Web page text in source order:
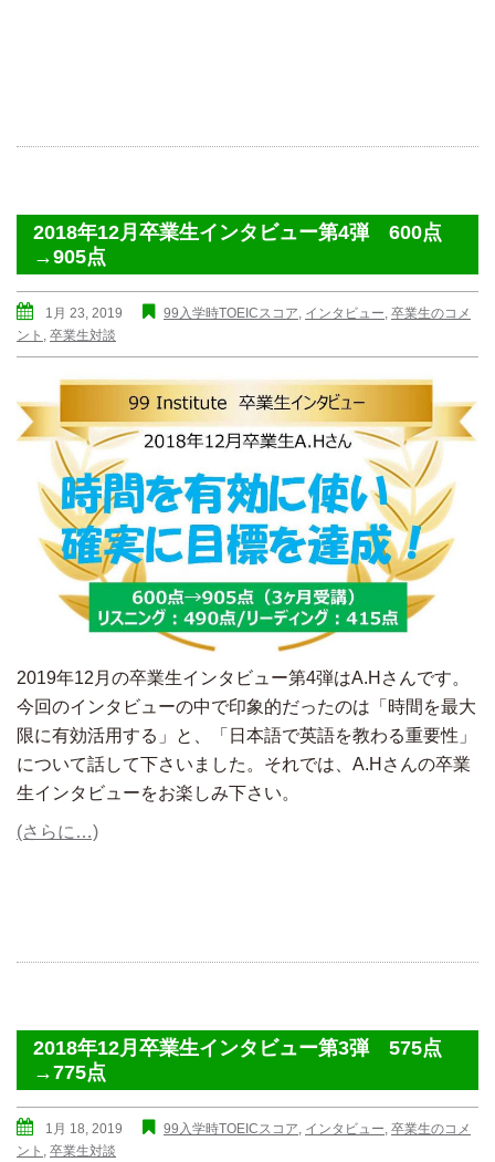
2018年12月卒業生インタビュー第4弾 600点
→905点
1月 23, 2019 99入学時TOEICスコア, インタビュー, 卒業生のコメ
ント , 卒業生対談
2019年12月の卒業生インタビュー第4弾はA.Hさんです。
今回のインタビューの中で印象的だったのは「時間を最大
限に有効活用する」と、「日本語で英語を教わる重要性」
について話して下さいました。それでは、A.Hさんの卒業
生インタビューをお楽しみ下さい。
(さらに…)
2018年12月卒業生インタビュー第3弾 575点
→775点
1月 18, 2019 99入学時TOEICスコア, インタビュー, 卒業生のコメ
ント , 卒業生対談